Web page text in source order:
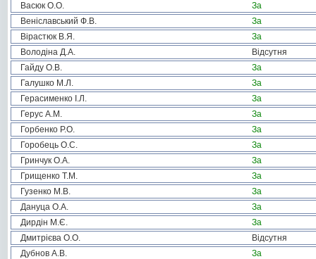
Васюк О.О.
За
Веніславський Ф.В.
За
Вірастюк В.Я.
За
Володіна Д.А.
Відсутня
Гайду О.В.
За
Галушко М.Л.
За
Герасименко І.Л.
За
Герус А.М.
За
Горбенко Р.О.
За
Горобець О.С.
За
Гринчук О.А.
За
Грищенко Т.М.
За
Гузенко М.В.
За
Дануца О.А.
За
Дирдін М.Є.
За
Дмитрієва О.О.
Відсутня
Дубнов А.В.
За